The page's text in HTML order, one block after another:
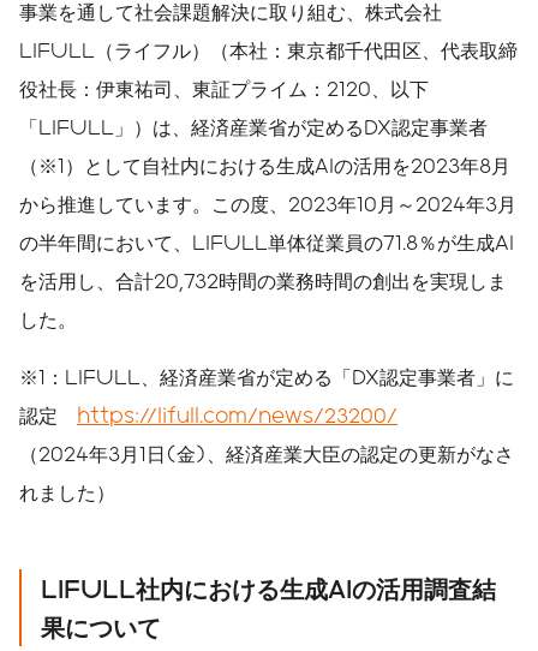
事業を通して社会課題解決に取り組む、株式会社
LIFULL（ライフル）（本社：東京都千代田区、代表取締
役社長：伊東祐司、東証プライム：2120、以下
「LIFULL」）は、経済産業省が定めるDX認定事業者
（※1）として自社内における生成AIの活用を2023年8月
から推進しています。この度、2023年10月～2024年3月
の半年間において、LIFULL単体従業員の71.8％が生成AI
を活用し、合計20,732時間の業務時間の創出を実現しま
した。
※1：LIFULL、経済産業省が定める「DX認定事業者」に
認定 https://lifull.com/news/23200/
（2024年3月1日(金)、経済産業大臣の認定の更新がなさ
れました）
LIFULL社内における生成AIの活用調査結
果について